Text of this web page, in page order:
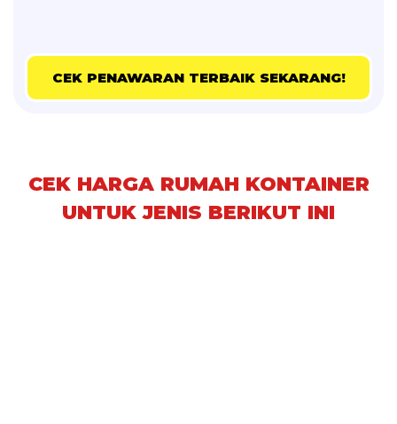
CEK PENAWARAN TERBAIK SEKARANG!
CEK HARGA RUMAH KONTAINER
UNTUK JENIS BERIKUT INI